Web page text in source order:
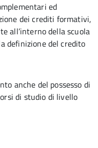
ed
dei crediti formativi,
all’interno della scuola
definizione del credito
anche del possesso di
di studio di livello